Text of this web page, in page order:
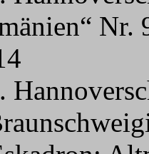
Nr.